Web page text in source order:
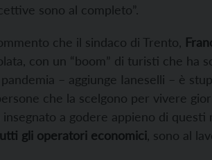
sono al completo”.
che il sindaco di Trento,
con un “boom” di turisti che
– aggiunge Ianeselli – è
che la scelgono per vivere
insegnato a godere appieno di
gli operatori economici, sono al